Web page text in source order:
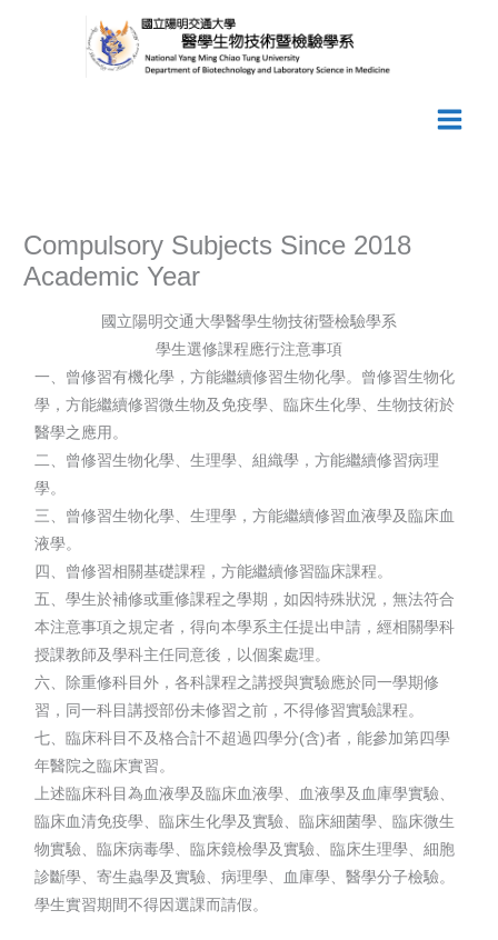
Compulsory Subjects Since 2018
Academic Year
國立陽明交通大學醫學生物技術暨檢驗學系
學生選修課程應行注意事項
一、曾修習有機化學，方能繼續修習生物化學。曾修習生物化
學，方能繼續修習微生物及免疫學、臨床生化學、生物技術於
醫學之應用。
二、曾修習生物化學、生理學、組織學，方能繼續修習病理
學。
三、曾修習生物化學、生理學，方能繼續修習血液學及臨床血
液學。
四、曾修習相關基礎課程，方能繼續修習臨床課程。
五、學生於補修或重修課程之學期，如因特殊狀況，無法符合
本注意事項之規定者，得向本學系主任提出申請，經相關學科
授課教師及學科主任同意後，以個案處理。
六、除重修科目外，各科課程之講授與實驗應於同一學期修
習，同一科目講授部份未修習之前，不得修習實驗課程。
七、臨床科目不及格合計不超過四學分(含)者，能參加第四學
年醫院之臨床實習。
上述臨床科目為血液學及臨床血液學、血液學及血庫學實驗、
臨床血清免疫學、臨床生化學及實驗、臨床細菌學、臨床微生
物實驗、臨床病毒學、臨床鏡檢學及實驗、臨床生理學、細胞
診斷學、寄生蟲學及實驗、病理學、血庫學、醫學分子檢驗。
學生實習期間不得因選課而請假。